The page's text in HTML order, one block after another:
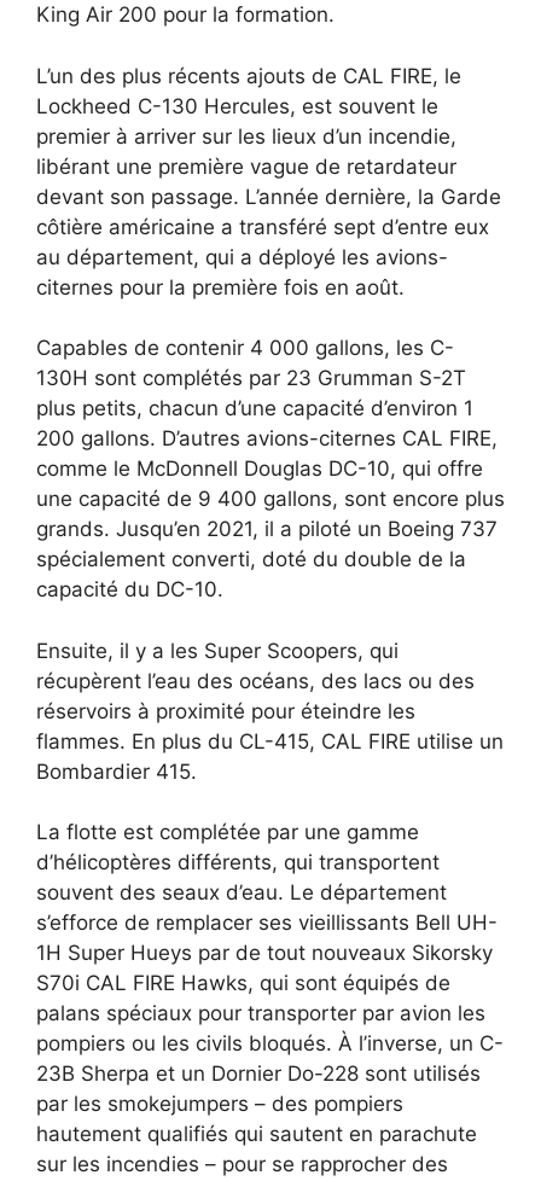
King Air 200 pour la formation.
L’un des plus récents ajouts de CAL FIRE, le
Lockheed C-130 Hercules, est souvent le
premier à arriver sur les lieux d’un incendie,
libérant une première vague de retardateur
devant son passage. L’année dernière, la Garde
côtière américaine a transféré sept d’entre eux
au département, qui a déployé les avions-
citernes pour la première fois en août.
Capables de contenir 4 000 gallons, les C-
130H sont complétés par 23 Grumman S-2T
plus petits, chacun d’une capacité d’environ 1
200 gallons. D’autres avions-citernes CAL FIRE,
comme le McDonnell Douglas DC-10, qui offre
une capacité de 9 400 gallons, sont encore plus
grands. Jusqu’en 2021, il a piloté un Boeing 737
spécialement converti, doté du double de la
capacité du DC-10.
Ensuite, il y a les Super Scoopers, qui
récupèrent l’eau des océans, des lacs ou des
réservoirs à proximité pour éteindre les
flammes. En plus du CL-415, CAL FIRE utilise un
Bombardier 415.
La flotte est complétée par une gamme
d’hélicoptères différents, qui transportent
souvent des seaux d’eau. Le département
s’efforce de remplacer ses vieillissants Bell UH-
1H Super Hueys par de tout nouveaux Sikorsky
S70i CAL FIRE Hawks, qui sont équipés de
palans spéciaux pour transporter par avion les
pompiers ou les civils bloqués. À l’inverse, un C-
23B Sherpa et un Dornier Do-228 sont utilisés
par les smokejumpers – des pompiers
hautement qualifiés qui sautent en parachute
sur les incendies – pour se rapprocher des